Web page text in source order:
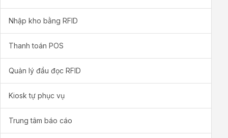
Nhập kho bằng RFID
Thanh toán POS
Quản lý đầu đọc RFID
Kiosk tự phục vụ
Trung tâm báo cáo